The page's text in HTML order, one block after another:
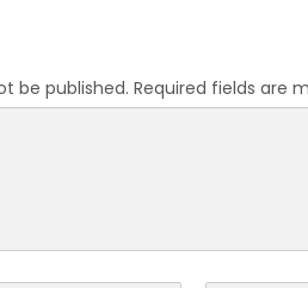
be published. Required fields are